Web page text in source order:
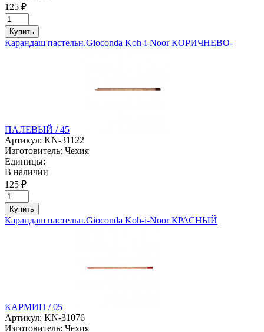
125 ₽
Купить
Карандаш пастельн.Gioconda Koh-i-Noor КОРИЧНЕВО-
ПАЛЕВЫЙ / 45
Артикул: KN-31122
Изготовитель: Чехия
Единицы:
В наличии
125 ₽
Купить
Карандаш пастельн.Gioconda Koh-i-Noor КРАСНЫЙ
КАРМИН / 05
Артикул: KN-31076
Изготовитель: Чехия